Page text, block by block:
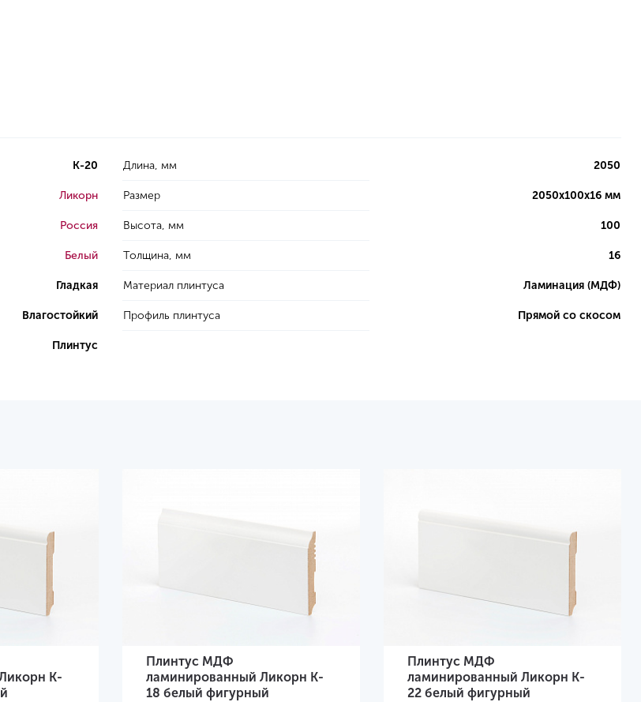
K-20
Ликорн
Россия
Белый
Гладкая
Влагостойкий
Плинтус
Длина, мм 2050
Размер 2050х100х16 мм
Высота, мм 100
Толщина, мм 16
Материал плинтуса Ламинация (МДФ)
Профиль плинтуса Прямой со скосом
K-
Плинтус МДФ
ламинированный Ликорн K-
18 белый фигурный
Плинтус МДФ
ламинированный Ликорн K-
22 белый фигурный